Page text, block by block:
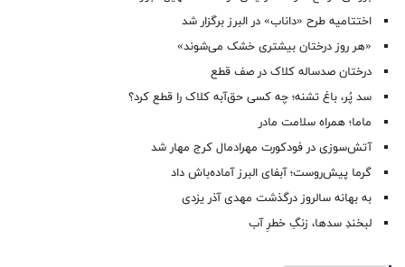
اختتامیه طرح «داناب» در البرز برگزار شد
«هر روز درختان بیشتری خشک می‌شوند»
درختان صدساله کلاک در صف قطع
سد پُر، باغ تشنه؛ چه کسی حق‌آبه کلاک را قطع کرد؟
ماما؛ همراه سلامت مادر
آتش‌سوزی در فودکورت مهرادمال کرج مهار شد
گرما پیش‌روست؛ آبفای البرز آماده‌باش داد
به بهانه سالروز درگذشت مهدی آذر یزدی
لبخندِ سدها، زنگِ خطرِ آب